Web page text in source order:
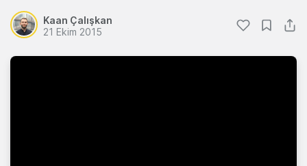
Kaan Çalışkan
21 Ekim 2015